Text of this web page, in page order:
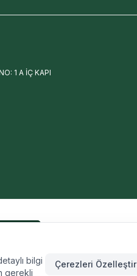
1 A İÇ KAPI
bilgi
gerekli
Çerezleri Özelleştir